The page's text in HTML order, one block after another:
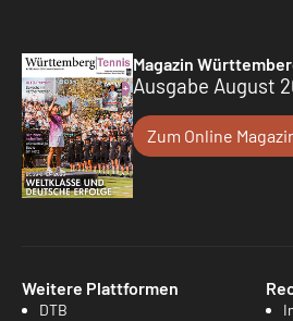
Magazin
Ausgabe August
Zum Online
Weitere Plattformen
DTB